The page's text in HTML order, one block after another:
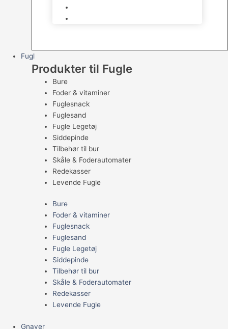
Fugl
Produkter til Fugle
Bure
Foder & vitaminer
Fuglesnack
Fuglesand
Fugle Legetøj
Siddepinde
Tilbehør til bur
Skåle & Foderautomater
Redekasser
Levende Fugle
Bure
Foder & vitaminer
Fuglesnack
Fuglesand
Fugle Legetøj
Siddepinde
Tilbehør til bur
Skåle & Foderautomater
Redekasser
Levende Fugle
Gnaver